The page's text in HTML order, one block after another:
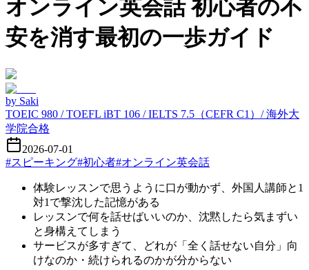
オンライン英会話 初心者の不
安を消す最初の一歩ガイド
by Saki
TOEIC 980 / TOEFL iBT 106 / IELTS 7.5（CEFR C1）/ 海外大
学院合格
2026-07-01
#スピーキング#初心者#オンライン英会話
体験レッスンで思うように口が動かず、外国人講師と1
対1で撃沈した記憶がある
レッスンで何を話せばいいのか、沈黙したら気まずい
と身構えてしまう
サービスが多すぎて、どれが「全く話せない自分」向
けなのか・続けられるのかが分からない